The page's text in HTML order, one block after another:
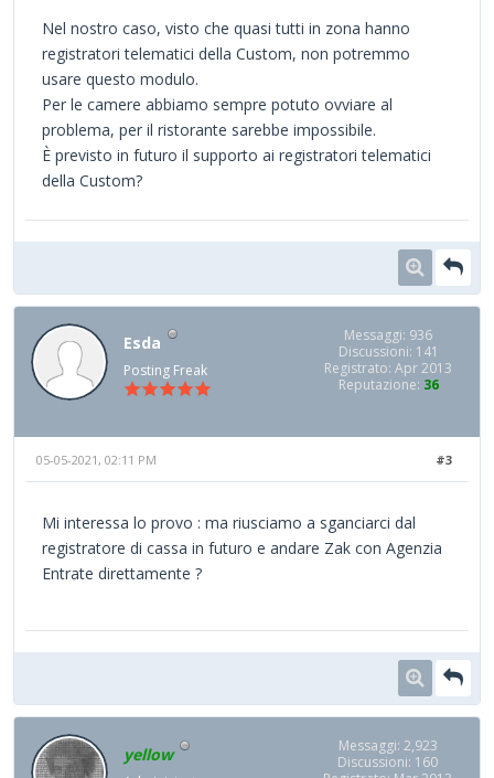
Nel nostro caso, visto che quasi tutti in zona hanno
registratori telematici della Custom, non potremmo
usare questo modulo.
Per le camere abbiamo sempre potuto ovviare al
problema, per il ristorante sarebbe impossibile.
È previsto in futuro il supporto ai registratori telematici
della Custom?
Esda
Posting Freak
Messaggi: 936
Discussioni: 141
Registrato: Apr 2013
Reputazione: 36
#3
05-05-2021, 02:11 PM
Mi interessa lo provo : ma riusciamo a sganciarci dal
registratore di cassa in futuro e andare Zak con Agenzia
Entrate direttamente ?
yellow
Messaggi: 2,923
Discussioni: 160